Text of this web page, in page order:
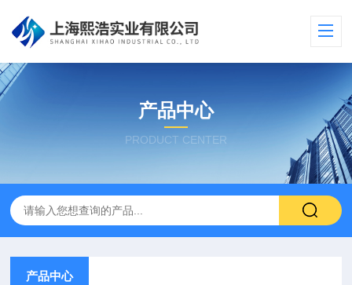
产品中心
PRODUCT CENTER
产品中心